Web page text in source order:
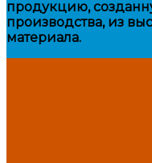
продукцию,
производства, из
материала.